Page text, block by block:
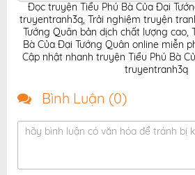
Đọc truyện Tiểu Phú Bà Của Đại
truyentranh3q, Trải nghiệm truyện
Tướng Quân bản dịch chất lượng cao,
Bà Của Đại Tướng Quân online miễn
Cập nhật nhanh truyện Tiểu Phú Bà
truyentranh3q
Bình Luận (0)
hãy bình luận có văn hóa để tránh bị